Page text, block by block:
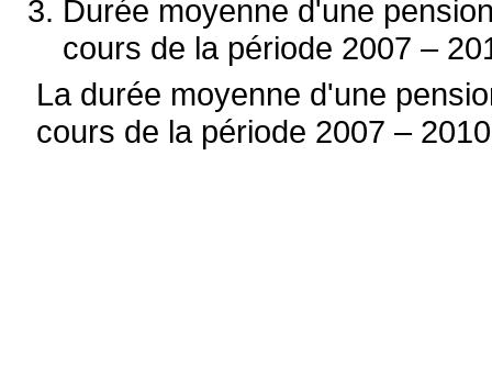
Durée moyenne d'une
cours de la période 2007 –
La durée moyenne d'une
cours de la période 2007 –